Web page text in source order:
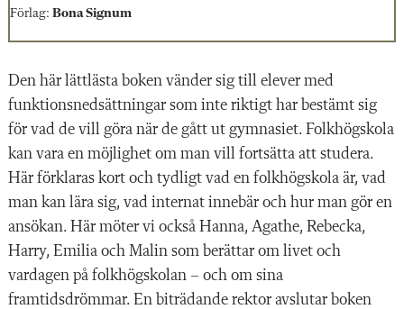
Förlag: Bona Signum
Den här lättlästa boken vänder sig till elever med
funktionsnedsättningar som inte riktigt har bestämt sig
för vad de vill göra när de gått ut gymnasiet. Folkhögskola
kan vara en möjlighet om man vill fortsätta att studera.
Här förklaras kort och tydligt vad en folkhögskola är, vad
man kan lära sig, vad internat innebär och hur man gör en
ansökan. Här möter vi också Hanna, Agathe, Rebecka,
Harry, Emilia och Malin som berättar om livet och
vardagen på folkhögskolan – och om sina
framtidsdrömmar. En biträdande rektor avslutar boken